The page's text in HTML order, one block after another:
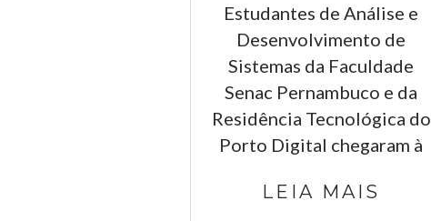
Estudantes de Análise e
Desenvolvimento de
Sistemas da Faculdade
Senac Pernambuco e da
Residência Tecnológica do
Porto Digital chegaram à
LEIA MAIS